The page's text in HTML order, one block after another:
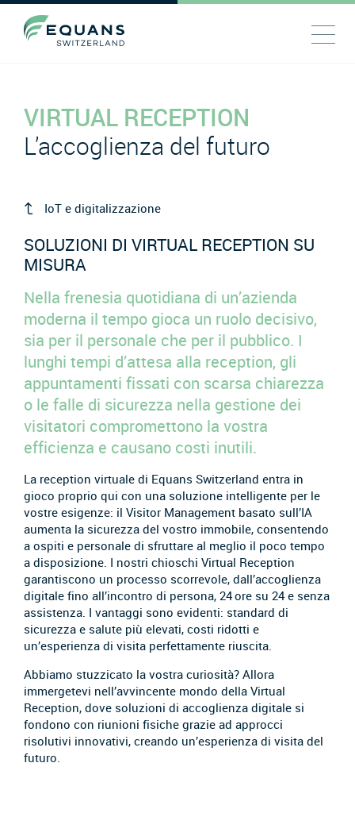
VIRTUAL RECEPTION
L’accoglienza del futuro
IoT e digitalizzazione
SOLUZIONI DI VIRTUAL RECEPTION SU
MISURA
Nella frenesia quotidiana di un’azienda
moderna il tempo gioca un ruolo decisivo,
sia per il personale che per il pubblico. I
lunghi tempi d’attesa alla reception, gli
appuntamenti fissati con scarsa chiarezza
o le falle di sicurezza nella gestione dei
visitatori compromettono la vostra
efficienza e causano costi inutili.
La reception virtuale di Equans Switzerland entra in
gioco proprio qui con una soluzione intelligente per le
vostre esigenze: il Visitor Management basato sull’IA
aumenta la sicurezza del vostro immobile, consentendo
a ospiti e personale di sfruttare al meglio il poco tempo
a disposizione. I nostri chioschi Virtual Reception
garantiscono un processo scorrevole, dall’accoglienza
digitale fino all’incontro di persona, 24 ore su 24 e senza
assistenza. I vantaggi sono evidenti: standard di
sicurezza e salute più elevati, costi ridotti e
un’esperienza di visita perfettamente riuscita.
Abbiamo stuzzicato la vostra curiosità? Allora
immergetevi nell’avvincente mondo della Virtual
Reception, dove soluzioni di accoglienza digitale si
fondono con riunioni fisiche grazie ad approcci
risolutivi innovativi, creando un’esperienza di visita del
futuro.